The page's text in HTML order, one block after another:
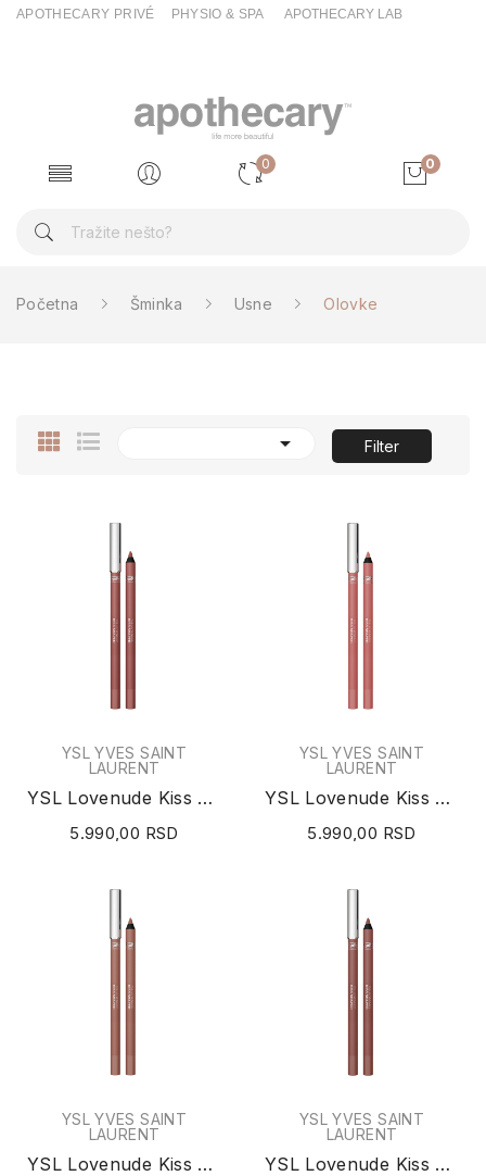
APOTHECARY PRIVÉ PHYSIO & SPA APOTHECARY LAB
0 0
Početna Šminka Usne Olovke
 Filter
YSL YVES SAINT
LAURENT
YSL Lovenude Kiss Shaper Lip Liner (N°01...
5.990,00 RSD
YSL YVES SAINT
LAURENT
YSL Lovenude Kiss Shaper Lip Liner (N°44 Nude...
5.990,00 RSD
YSL YVES SAINT
LAURENT
YSL Lovenude Kiss Shaper Lip Liner (N°102 Tan...
YSL YVES SAINT
LAURENT
YSL Lovenude Kiss Shaper Lip Liner (N°103...